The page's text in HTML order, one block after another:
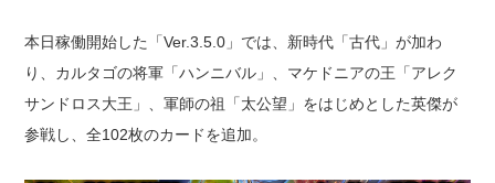
本日稼働開始した「Ver.3.5.0」では、新時代「古代」が加わ
り、カルタゴの将軍「ハンニバル」、マケドニアの王「アレク
サンドロス大王」、軍師の祖「太公望」をはじめとした英傑が
参戦し、全102枚のカードを追加。